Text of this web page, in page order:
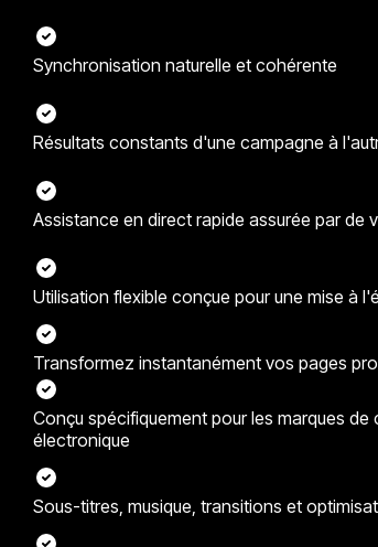
Synchronisation naturelle et cohérente
Résultats constants d'une campagne à
Assistance en direct rapide assurée par de
Utilisation flexible conçue pour une mise à
Transformez instantanément vos pages
Conçu spécifiquement pour les marques de
électronique
Sous-titres, musique, transitions et